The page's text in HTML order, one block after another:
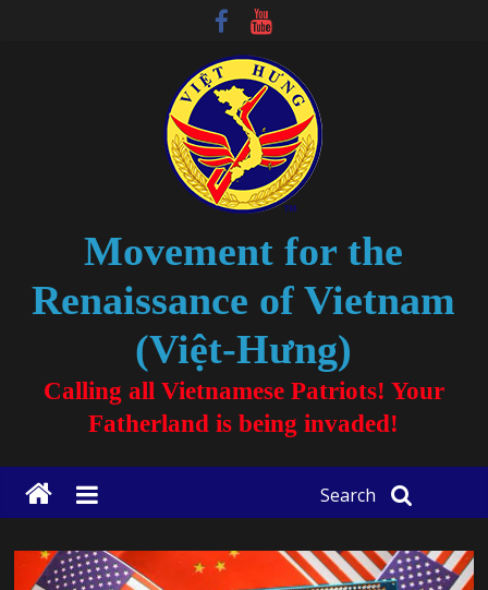
Movement for the
Renaissance of Vietnam
(Việt-Hưng)
Calling all Vietnamese Patriots! Your
Fatherland is being invaded!
Search